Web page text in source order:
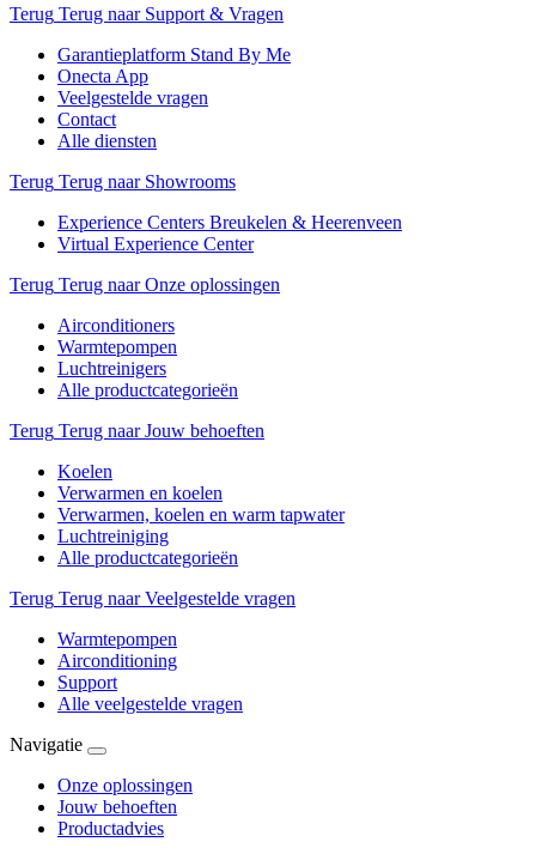
Terug Terug naar Support & Vragen
Garantieplatform Stand By Me
Onecta App
Veelgestelde vragen
Contact
Alle diensten
Terug Terug naar Showrooms
Experience Centers Breukelen & Heerenveen
Virtual Experience Center
Terug Terug naar Onze oplossingen
Airconditioners
Warmtepompen
Luchtreinigers
Alle productcategorieën
Terug Terug naar Jouw behoeften
Koelen
Verwarmen en koelen
Verwarmen, koelen en warm tapwater
Luchtreiniging
Alle productcategorieën
Terug Terug naar Veelgestelde vragen
Warmtepompen
Airconditioning
Support
Alle veelgestelde vragen
Navigatie
Onze oplossingen
Jouw behoeften
Productadvies